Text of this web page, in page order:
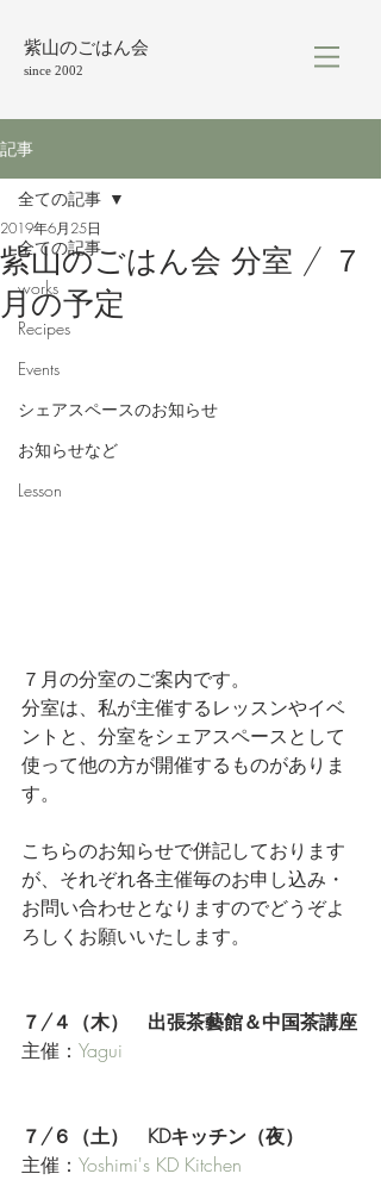
紫山のごはん会
since 2002
記事
全ての記事
works
Recipes
Events
シェアスペースのお知らせ
お知らせなど
Lesson
全ての記事
紫山のごはん会 分室 / ７
月の予定
2019年6月25日
７月の分室のご案内です。
分室は、私が主催するレッスンやイベ
ントと、分室をシェアスペースとして
使って他の方が開催するものがありま
す。
こちらのお知らせで併記しております
が、それぞれ各主催毎のお申し込み・
お問い合わせとなりますのでどうぞよ
ろしくお願いいたします。
７/４（木）　出張茶藝館＆中国茶講座
主催： Yagui
７/６（土）　KDキッチン（夜）
主催： Yoshimi's KD Kitchen